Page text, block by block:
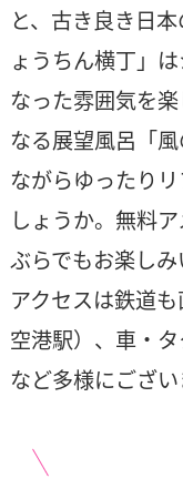
と、古き良き日
ょうちん横丁」
なった雰囲気を
なる展望風呂「
ながらゆったり
しょうか。無料
ぶらでもお楽し
アクセスは鉄道
空港駅）、車・
など多様にござい